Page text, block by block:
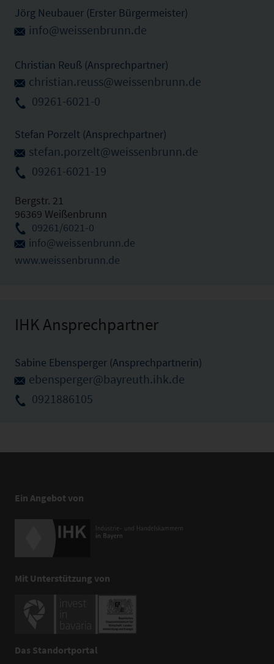
Jörg Neubauer (Erster Bürgermeister)
info@weissenbrunn.de
Christian Reuß (Ansprechpartner)
christian.reuss@weissenbrunn.de
09261-6021-0
Stefan Porzelt (Ansprechpartner)
stefan.porzelt@weissenbrunn.de
09261-6021-19
Bergstr. 21
96369 Weißenbrunn
09261/6021-0
info@weissenbrunn.de
www.weissenbrunn.de
IHK Ansprechpartner
Sabine Ebensperger (Ansprechpartnerin)
ebensperger@bayreuth.ihk.de
0921886105
Ein Angebot von
Mit Unterstützung von
Das Standortportal